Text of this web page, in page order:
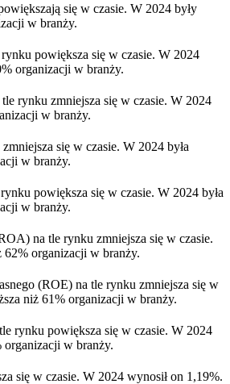
się w czasie. W 2024 były
w branży.
powiększa się w czasie. W 2024
organizacji w branży.
tle rynku zmniejsza się w czasie. W 2024
w branży.
zmniejsza się w czasie. W 2024 była
w branży.
powiększa się w czasie. W 2024 była
w branży.
na tle rynku zmniejsza się w czasie.
62% organizacji w branży.
(ROE) na tle rynku zmniejsza się w
niż 61% organizacji w branży.
rynku powiększa się w czasie. W 2024
organizacji w branży.
się w czasie. W 2024 wynosił on 1,19%.